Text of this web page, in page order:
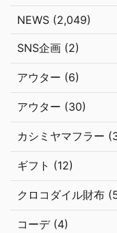
NEWS (2,049)
SNS企画 (2)
アウター (6)
アウター (30)
カシミヤマフラー
ギフト (12)
クロコダイル財布
コーデ (4)